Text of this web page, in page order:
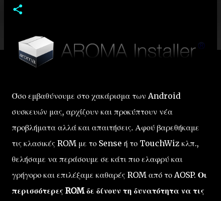
Όσο εμβαθύνουμε στο χακάρισμα των Android
συσκευών μας, αρχίζουν και προκύπτουν νέα
προβλήματα αλλά και απαιτήσεις. Αφού βαρεθήκαμε
τις κλασικές ROM με το Sense ή το TouchWiz κλπ.,
θελήσαμε να περάσουμε σε κάτι πιο ελαφρύ και
γρήγορο και επιλέξαμε καθαρές ROM από το AOSP. Οι
περισσότερες ROM δε δίνουν τη δυνατότητα να τις